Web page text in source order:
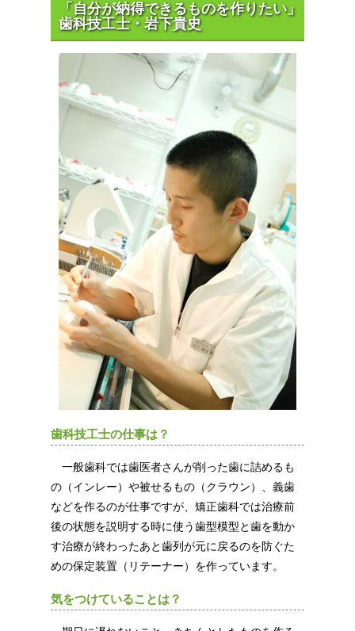
「自分が納得できるものを作りたい」
歯科技工士・岩下貴史
歯科技工士の仕事は？
一般歯科では歯医者さんが削った歯に詰めるも
の（インレー）や被せるもの（クラウン）、義歯
などを作るのが仕事ですが、矯正歯科では治療前
後の状態を説明する時に使う歯型模型と歯を動か
す治療が終わったあと歯列が元に戻るのを防ぐた
めの保定装置（リテーナー）を作っています。
気をつけていることは？